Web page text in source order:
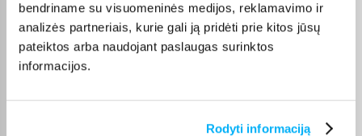
bendriname su visuomeninės medijos, reklamavimo ir
analizės partneriais, kurie gali ją pridėti prie kitos jūsų
pateiktos arba naudojant paslaugas surinktos
informacijos.
Rodyti informaciją
Realistiški efektai, kaip tikrame automobilyje
Nuo pat pirmojo starto jūsų vaikas jausis tarsi sėdėtų tikrame